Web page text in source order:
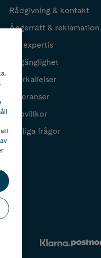
Rådgivning & kontakt
Ångerrätt & reklamation
Vår expertis
Tillgänglighet
Återkallelser
Leveranser
Köpvillkor
Vanliga frågor